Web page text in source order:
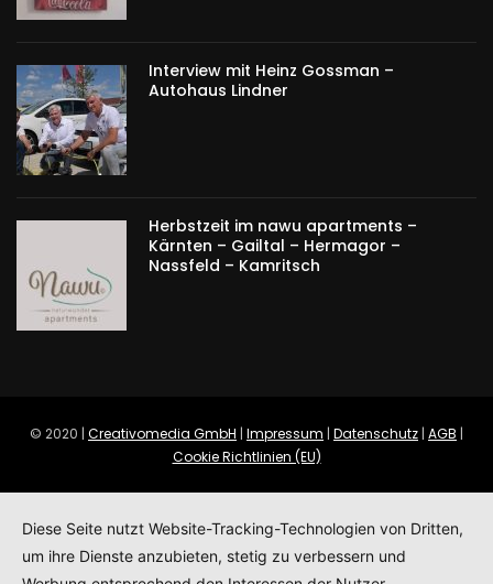
Interview mit Heinz Gossman –
Autohaus Lindner
Herbstzeit im nawu apartments –
Kärnten – Gailtal – Hermagor –
Nassfeld – Kamritsch
© 2020 | Creativomedia GmbH | Impressum | Datenschutz | AGB |
Cookie Richtlinien (EU)
Diese Seite nutzt Website-Tracking-Technologien von Dritten,
um ihre Dienste anzubieten, stetig zu verbessern und